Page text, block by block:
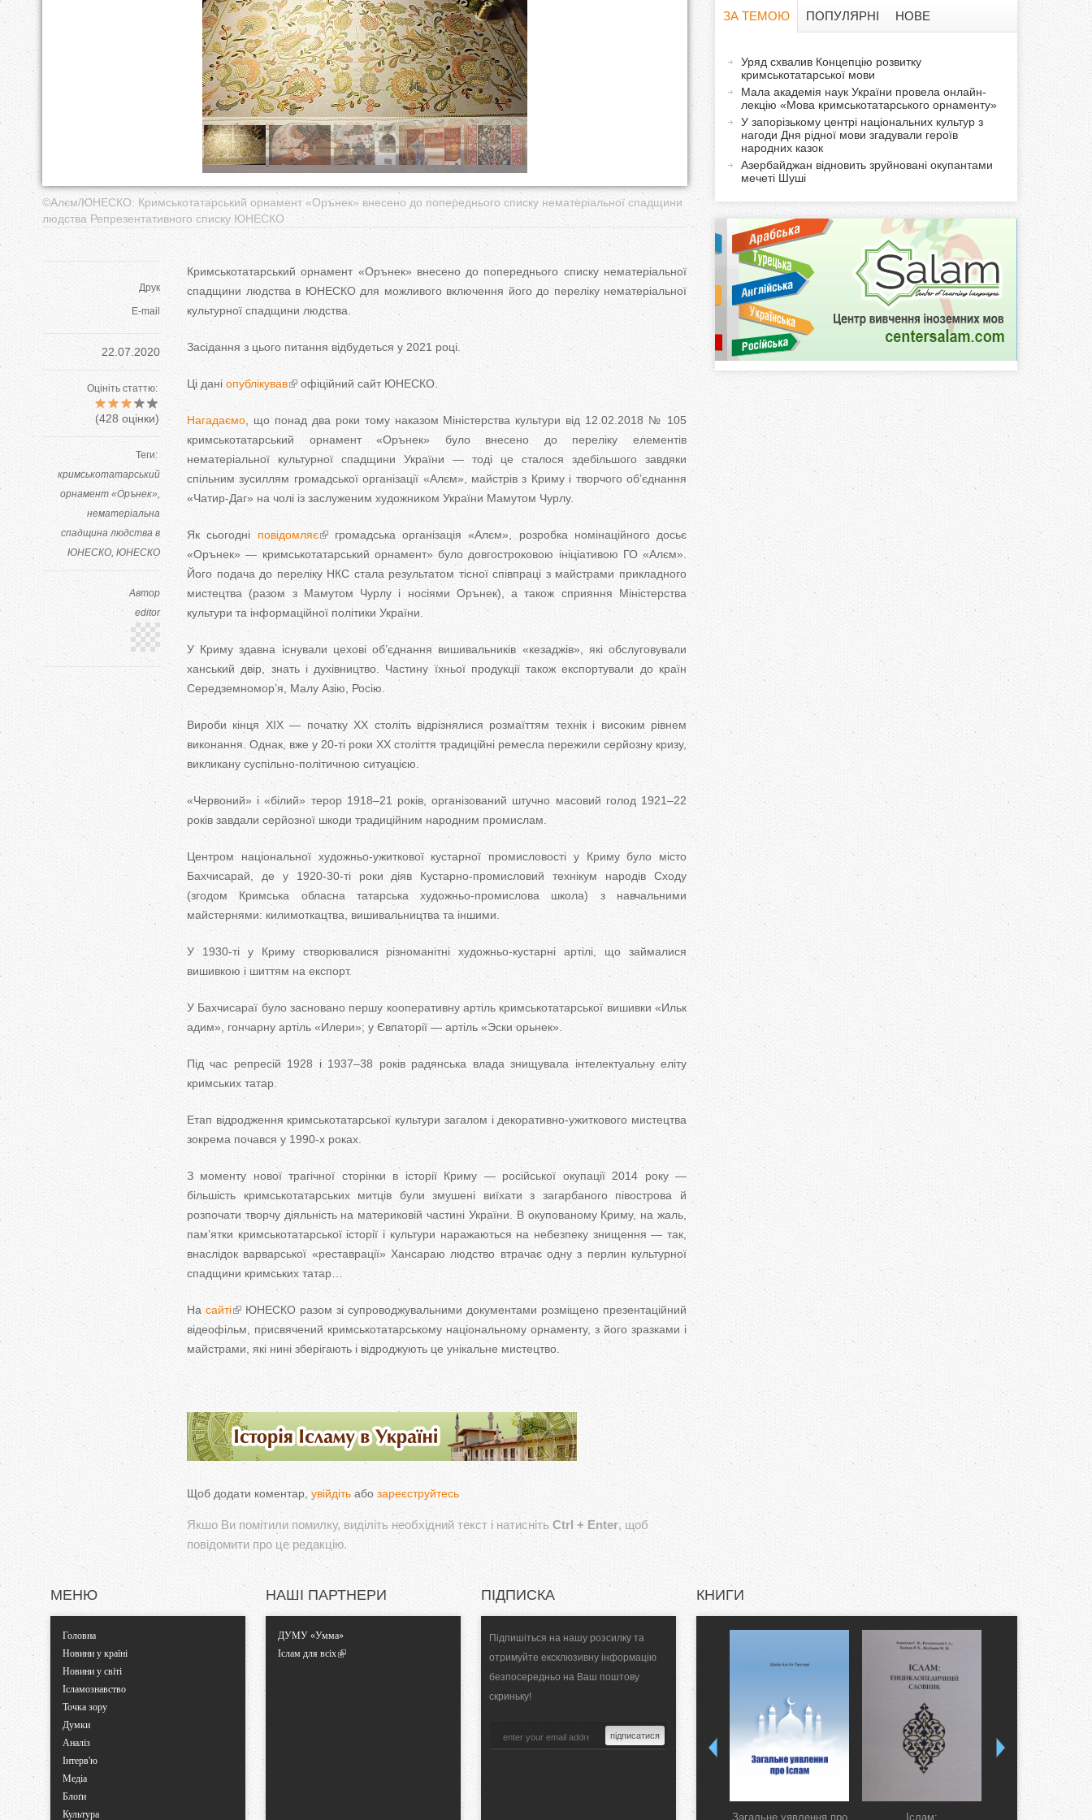
©️Алєм/ЮНЕСКО: Кримськотатарський орнамент «Орънек» внесено до попереднього списку нематеріальної спадщини
людства Репрезентативного списку ЮНЕСКО
Друк
E-mail
22.07.2020
Оцініть статтю:
(428 оцінки)
Теги:
кримськотатарський
орнамент «Орънек»
нематеріальна
спадщина людства в
ЮНЕСКО ЮНЕСКО
Автор
editor
Кримськотатарський орнамент «Орънек» внесено до попереднього списку нематеріальної
спадщини людства в ЮНЕСКО для можливого включення його до переліку нематеріальної
культурної спадщини людства.
Засідання з цього питання відбудеться у 2021 році.
Ці дані опублікував офіційний сайт ЮНЕСКО.
Нагадаємо , що понад два роки тому наказом Міністерства культури від 12.02.2018 № 105
кримськотатарський орнамент «Орънек» було внесено до переліку елементів
нематеріальної культурної спадщини України — тоді це сталося здебільшого завдяки
спільним зусиллям громадської організації «Алєм», майстрів з Криму і творчого об’єднання
«Чатир-Даг» на чолі із заслуженим художником України Мамутом Чурлу.
Як сьогодніповідомляє
громадська організація «Алєм», розробка номінаційного досьє
«Орънек» — кримськотатарський орнамент» було довгостроковою ініціативою ГО «Алєм».
Його подача до переліку НКС стала результатом тісної співпраці з майстрами прикладного
мистецтва (разом з Мамутом Чурлу і носіями Орънек), а також сприяння Міністерства
культури та інформаційної політики України.
У Криму здавна існували цехові об’єднання вишивальників «кезаджів», які обслуговували
ханський двір, знать і духівництво. Частину їхньої продукції також експортували до країн
Середземномор’я, Малу Азію, Росію.
Вироби кінця XIX — початку XX століть відрізнялися розмаїттям технік і високим рівнем
виконання. Однак, вже у 20-ті роки ХХ століття традиційні ремесла пережили серйозну кризу,
викликану суспільно-політичною ситуацією.
«Червоний» і «білий» терор 1918–21 років, організований штучно масовий голод 1921–22
років завдали серйозної шкоди традиційним народним промислам.
Центром національної художньо-ужиткової кустарної промисловості у Криму було місто
Бахчисарай, де у 1920-30-ті роки діяв Кустарно-промисловий технікум на­родів Сходу
(згодом Кримська обласна татарська художньо-промислова школа) з навчальними
майстернями: килимоткацтва, вишивальництва та іншими.
У 1930-ті у Криму створювалися різноманітні художньо-кустарні артілі, що займалися
вишивкою і шит­тям на експорт.
У Бахчисараї було засновано першу кооперативну артіль кримськотатарської вишивки «Ильк
адим», гончарну артіль «Илери»; у Єв­паторії — артіль «Эски орьнек».
Під час репресій 1928 і 1937–38 років радянська влада знищувала інтелектуальну еліту
кримських татар.
Етап від­родження кримськотатарської культури загалом і декоративно-ужиткового мистецтва
зокрема почався у 1990-х роках.
З моменту нової трагічної сторінки в історії Криму — російської окупації 2014 року —
більшість кримськотатарських митців були змушені виїхати з загарбаного півострова й
розпочати творчу діяльність на материковій частині України. В окупованому Криму, на жаль,
пам’ятки кримськотатарської історії і культури наражаються на небезпеку знищення — так,
внаслідок варварської «реставрації» Хансараю людство втрачає одну з перлин культурної
спадщини кримських татар…
На сайті
ЮНЕСКО разом зі супроводжувальними документами розміщено презентаційний
відеофільм, присвячений кримськотатарському національному орнаменту, з його зразками і
майстрами, які нині зберігають і відроджують це унікальне мистецтво.
Щоб додати коментар, увійдіть або зареєструйтесь
Якшо Ви помітили помилку, виділіть необхідний текст і натисніть Ctrl + Enter, щоб
повідомити про це редакцію.
а
ф
о
р
м
а
o
n
a
l
T
b
s
ЗА ТЕМОЮ
т
в
к
ПОПУЛЯРНІ НОВЕ
Уряд схвалив Концепцію розвитку
кримськотатарської мови
Мала академія наук України провела онлайн-
лекцію «Мова кримськотатарського орнаменту»
У запорізькому центрі національних культур з
нагоди Дня рідної мови згадували героїв
народних казок
Азербайджан відновить зруйновані окупантами
мечеті Шуші
МЕНЮ
Головна
Новини у країні
Новини у світі
Ісламознавство
Точка зору
Думки
Аналіз
Інтерв'ю
Медіа
Блоґи
Культура
НАШІ ПАРТНЕРИ
ДУМУ «Умма»
Іслам для всіх
ПІДПИСКА
Підпишіться на нашу розсилку та
отримуйте ексклюзивну інформацію
безпосередньо на Ваш поштову
скриньку!
КНИГИ
Загальне уявлення про Іслам: Коран.